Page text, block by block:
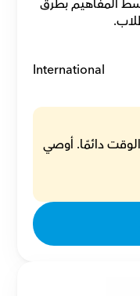
International